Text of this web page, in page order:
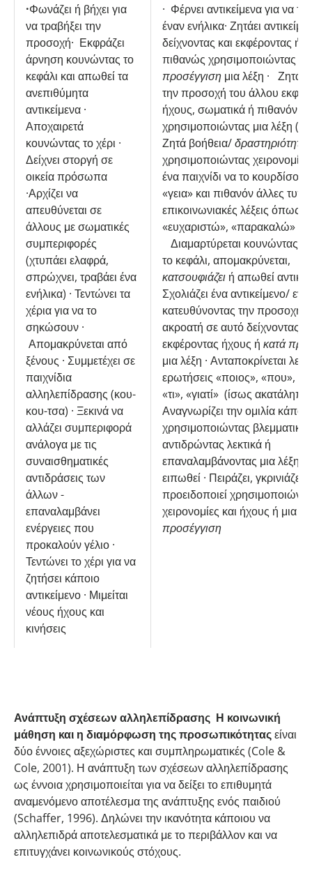
·Φωνάζει ή βήχει για
να τραβήξει την
προσοχή· Εκφράζει
άρνηση κουνώντας το
κεφάλι και απωθεί τα
ανεπιθύμητα
αντικείμενα ·
Αποχαιρετά
κουνώντας το χέρι ·
Δείχνει στοργή σε
οικεία πρόσωπα
·Αρχίζει να
απευθύνεται σε
άλλους με σωματικές
συμπεριφορές
(χτυπάει ελαφρά,
σπρώχνει, τραβάει ένα
ενήλικα) · Τεντώνει τα
χέρια για να το
σηκώσουν ·
Απομακρύνεται από
ξένους · Συμμετέχει σε
παιχνίδια
αλληλεπίδρασης (κου-
κου-τσα) · Ξεκινά να
αλλάζει συμπεριφορά
ανάλογα με τις
συναισθηματικές
αντιδράσεις των
άλλων -
επαναλαμβάνει
ενέργειες που
προκαλούν γέλιο ·
Τεντώνει το χέρι για να
ζητήσει κάποιο
αντικείμενο · Μιμείται
νέους ήχους και
κινήσεις
· Φέρνει αντικείμενα για να τα
έναν ενήλικα· Ζητάει
δείχνοντας και εκφέροντας
πιθανώς χρησιμοποιώντας
προσέγγιση μια λέξη · Ζητά
την προσοχή του άλλου
ήχους, σωματικά ή πιθανόν
χρησιμοποιώντας μια λέξη
Ζητά βοήθεια/δραστηριότητα
χρησιμοποιώντας χειρονομίες
ένα παιχνίδι να το
«γεια» και πιθανόν άλλες
επικοινωνιακές λέξεις όπως
«ευχαριστώ», «παρακαλώ» ·
Διαμαρτύρεται κουνώντας
το κεφάλι, απομακρύνεται,
κατσουφιάζει ή απωθεί
Σχολιάζει ένα αντικείμενο/
κατευθύνοντας την προσοχή
ακροατή σε αυτό δείχνοντας
εκφέροντας ήχους ή κατά
μια λέξη · Ανταποκρίνεται
ερωτήσεις «ποιος», «που»,
«τι», «γιατί» (ίσως
Αναγνωρίζει την ομιλία
χρησιμοποιώντας
αντιδρώντας λεκτικά ή
επαναλαμβάνοντας μια λέξη
ειπωθεί · Πειράζει, γκρινιάζει
προειδοποιεί
χειρονομίες και ήχους ή μια
προσέγγιση
Ανάπτυξη σχέσεων αλληλεπίδρασης Η κοινωνική
μάθηση και η διαμόρφωση της προσωπικότηταςείναι
δύο έννοιες αξεχώριστες και συμπληρωματικές (Cole &
Cole, 2001). Η ανάπτυξη των σχέσεων αλληλεπίδρασης
ως έννοια χρησιμοποιείται για να δείξει το επιθυμητά
αναμενόμενο αποτέλεσμα της ανάπτυξης ενός παιδιού
(Schaffer, 1996). Δηλώνει την ικανότητα κάποιου να
αλληλεπιδρά αποτελεσματικά με το περιβάλλον και να
επιτυγχάνει κοινωνικούς στόχους.